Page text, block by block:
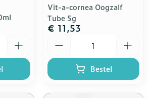
Vit-a-cornea Oogzalf
Tube 5g
€ 11,53
Bestel